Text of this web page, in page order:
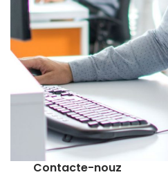
Contacte-nouz